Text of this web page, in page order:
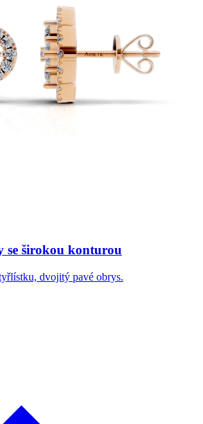
se širokou konturou
dvojitý pavé obrys.